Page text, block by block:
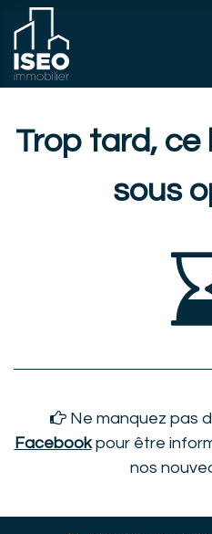
Se rendre au contenu
Trop tard, ce
sous
Ne manquez pas
Facebookpour être
nos